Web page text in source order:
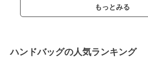
もっとみる
ハンドバッグの人気ランキング